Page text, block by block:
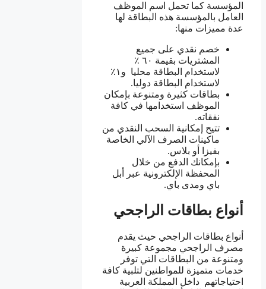
المؤسسة كما تحمل اسم الموظف
العامل بالمؤسسة هذه البطاقة لها
عدة مميزات منها:
خصم نقدي على جميع
المشتريات بقيمة ٦٠ ٪
لاستخدام البطاقة محليا و١٪
لاستخدام البطاقة دوليا.
بطاقات كثيرة ومتنوعة بإمكان
الموظف استخدامها في كافة
نفقاته.
تتيح إمكانية السحب النقدي من
ماكينات الصرف الآلي الخاصة
بفيزا أو بلاس.
بإمكانك الدفع من خلال
المحفظة الإلكترونية عبر أبل
باي ومدى باي.
أنواع بطاقات الراجحي
أنواع بطاقات الراجحي حيث يقدم
مصرف الراجحي مجموعة كبيرة
ومتنوعة من البطاقات التي توفر
خدمات متميزة للمواطنين لتلبية كافة
احتياجاتهم داخل المملكة العربية